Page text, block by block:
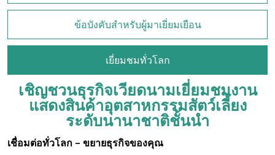
ข้อบังคับสำหรับผู้มาเยี่ยมเยือน
เยี่ยมชมทั่วโลก
เชิญชวนธุรกิจเวียดนามเยี่ยมชมงาน
แสดงสินค้าอุตสาหกรรมสัตว์เลี้ยง
ระดับนานาชาติชั้นนำ
เชื่อมต่อทั่วโลก – ขยายธุรกิจของคุณ